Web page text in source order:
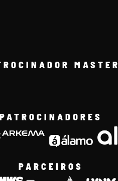
MASTER
PATROCINADORES
PARCEIROS